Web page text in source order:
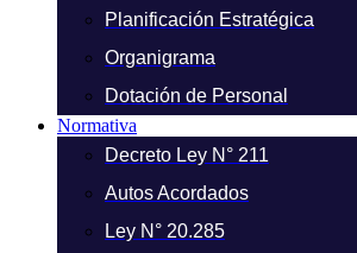
Planificación Estratégica
Organigrama
Dotación de Personal
Normativa
Decreto Ley N° 211
Autos Acordados
Ley N° 20.285